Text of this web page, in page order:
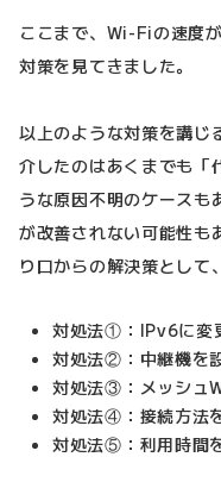
ここまで、Wi-Fiの速度
対策を見てきました。
以上のような対策を講じ
介したのはあくまでも
うな原因不明のケースも
が改善されない可能性も
り口からの解決策として
対処法①：IPv6に変
対処法②：中継機を
対処法③：メッシュ
対処法④：接続方法
対処法⑤：利用時間